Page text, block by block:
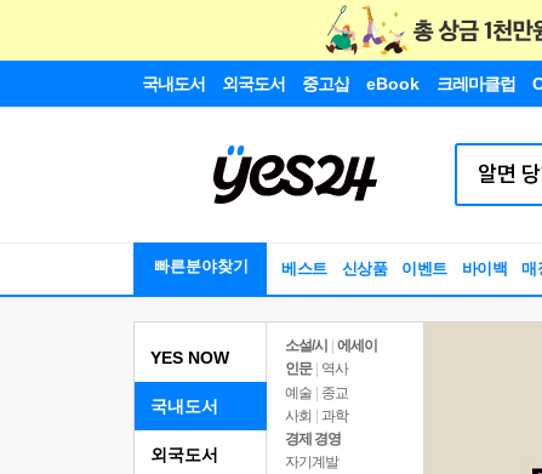
국내도서 외국도서 중고샵 eBook 크레마클럽
빠른분야찾기 베스트 신상품 이벤트 바이백 매
YES NOW
국내도서
소설/시
에세이
인문
역사
예술 | 종교
사회 | 과학
경제 경영
자기계발
외국도서